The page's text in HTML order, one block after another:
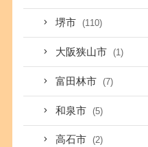
堺市 (110)
大阪狭山市 (1)
富田林市 (7)
和泉市 (5)
高石市 (2)